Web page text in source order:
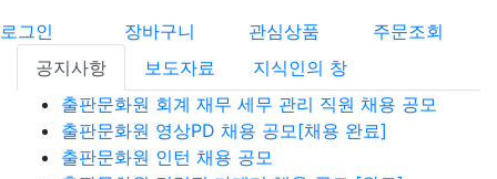
로그인 장바구니 관심상품
주문조회
공지사항
보도자료
지식인의 창
출판문화원 회계 재무 세무 관리 직원 채용 공모
출판문화원 영상PD 채용 공모[채용 완료]
출판문화원 인턴 채용 공모